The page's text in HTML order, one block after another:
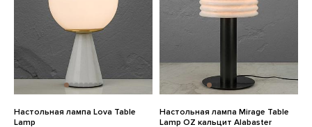
Настольная лампа Lova Table
Lamp
Настольная лампа Mirage Table
Lamp OZ кальцит Alabaster